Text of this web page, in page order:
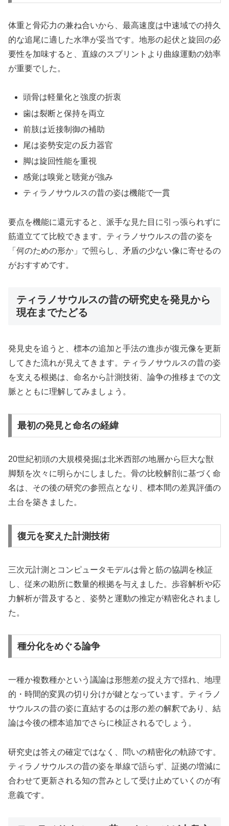
体重と骨応力の兼ね合いから、最高速度は中速域での持久
的な追尾に適した水準が妥当です。地形の起伏と旋回の必
要性を加味すると、直線のスプリントより曲線運動の効率
が重要でした。
頭骨は軽量化と強度の折衷
歯は裂断と保持を両立
前肢は近接制御の補助
尾は姿勢安定の反力器官
脚は旋回性能を重視
感覚は嗅覚と聴覚が強み
ティラノサウルスの昔の姿は機能で一貫
要点を機能に還元すると、派手な見た目に引っ張られずに
筋道立てて比較できます。ティラノサウルスの昔の姿を
「何のための形か」で照らし、矛盾の少ない像に寄せるの
がおすすめです。
ティラノサウルスの昔の研究史を発見から
現在までたどる
発見史を追うと、標本の追加と手法の進歩が復元像を更新
してきた流れが見えてきます。ティラノサウルスの昔の姿
を支える根拠は、命名から計測技術、論争の推移までの文
脈とともに理解してみましょう。
最初の発見と命名の経緯
20世紀初頭の大規模発掘は北米西部の地層から巨大な獣
脚類を次々に明らかにしました。骨の比較解剖に基づく命
名は、その後の研究の参照点となり、標本間の差異評価の
土台を築きました。
復元を変えた計測技術
三次元計測とコンピュータモデルは骨と筋の協調を検証
し、従来の勘所に数量的根拠を与えました。歩容解析や応
力解析が普及すると、姿勢と運動の推定が精密化されまし
た。
種分化をめぐる論争
一種か複数種かという議論は形態差の捉え方で揺れ、地理
的・時間的変異の切り分けが鍵となっています。ティラノ
サウルスの昔の姿に直結するのは形の差の解釈であり、結
論は今後の標本追加でさらに検証されるでしょう。
研究史は答えの確定ではなく、問いの精密化の軌跡です。
ティラノサウルスの昔の姿を単線で語らず、証拠の増減に
合わせて更新される知の営みとして受け止めていくのが有
意義です。